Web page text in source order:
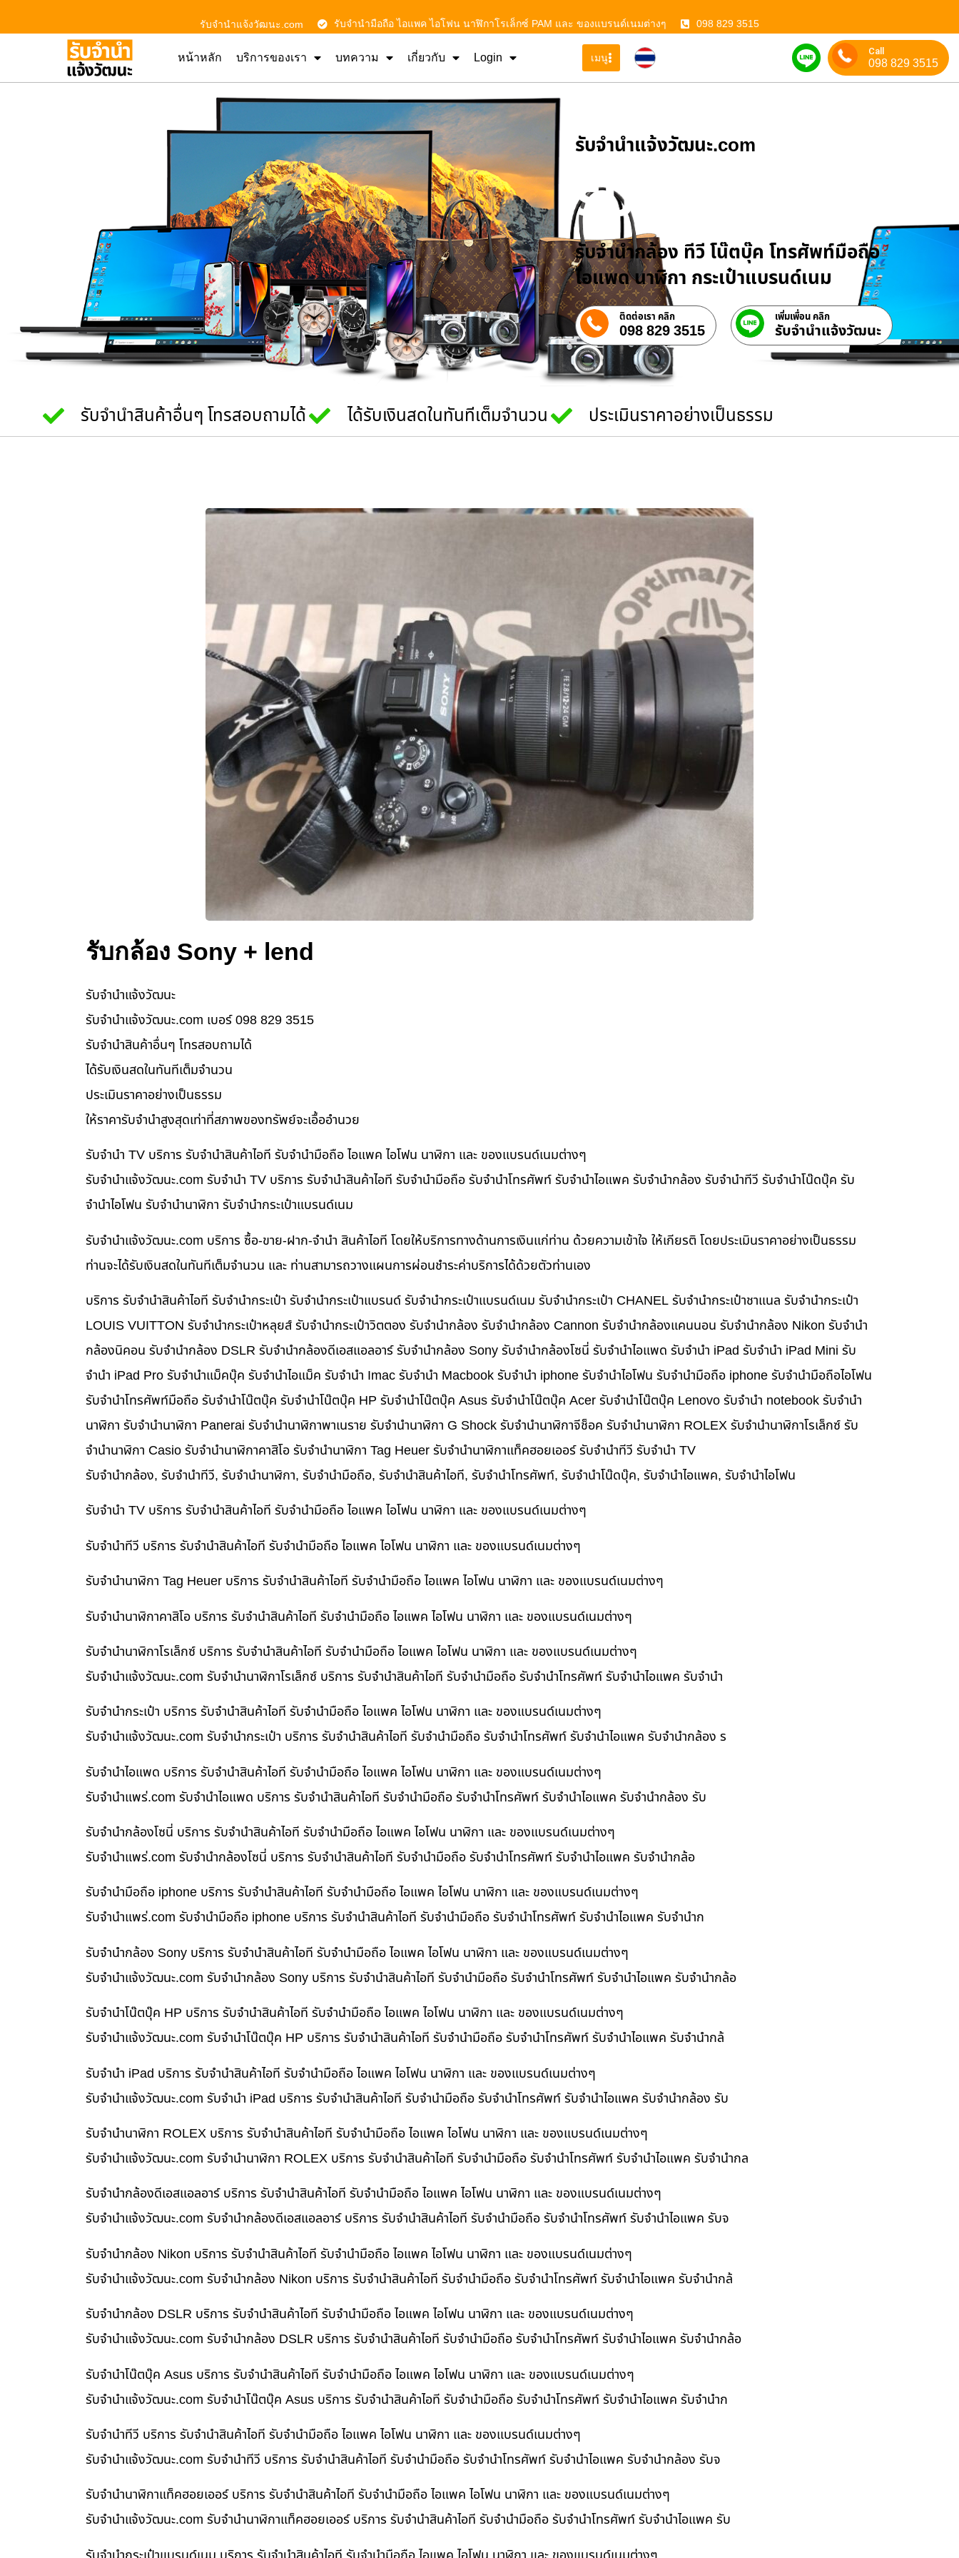
รับจํานําแจ้งวัฒนะ.com รับจำนำมือถือ ไอแพค ไอโฟน นาฬิกาโรเล็กซ์ PAM และ ของแบรนด์เนมต่างๆ 098 829 3515
หน้าหลัก บริการของเรา บทความ เกี่ยวกับ Login เมนู
Call
098 829 3515
รับจํานําแจ้งวัฒนะ.com
รับจำนำสินค้าไอที
รับจำนำกล้อง ทีวี โน๊ตบุ๊ค โทรศัพท์มือถือ
ไอแพด นาฬิกา กระเป๋าแบรนด์เนม
ติดต่อเรา คลิก
098 829 3515
เพิ่มเพื่อน คลิก
รับจํานําแจ้งวัฒนะ
รับจำนำสินค้าอื่นๆ โทรสอบถามได้ ได้รับเงินสดในทันทีเต็มจำนวน ประเมินราคาอย่างเป็นธรรม
รับกล้อง Sony + lend
รับจํานําแจ้งวัฒนะ
รับจํานําแจ้งวัฒนะ.com เบอร์ 098 829 3515
รับจำนำสินค้าอื่นๆ โทรสอบถามได้
ได้รับเงินสดในทันทีเต็มจำนวน
ประเมินราคาอย่างเป็นธรรม
ให้ราคารับจำนำสูงสุดเท่าที่สภาพของทรัพย์จะเอื้ออำนวย
รับจำนำ TV บริการ รับจำนำสินค้าไอที รับจำนำมือถือ ไอแพค ไอโฟน นาฬิกา และ ของแบรนด์เนมต่างๆ
รับจํานําแจ้งวัฒนะ.com รับจำนำ TV บริการ รับจำนำสินค้าไอที รับจำนำมือถือ รับจำนำโทรศัพท์ รับจำนำไอแพค รับจำนำกล้อง รับจำนำทีวี รับจำนำโน๊ดบุ๊ค รับ
จำนำไอโฟน รับจำนำนาฬิกา รับจำนำกระเป๋าแบรนด์เนม
รับจํานําแจ้งวัฒนะ.com บริการ ซื้อ-ขาย-ฝาก-จำนำ สินค้าไอที โดยให้บริการทางด้านการเงินแก่ท่าน ด้วยความเข้าใจ ให้เกียรติ โดยประเมินราคาอย่างเป็นธรรม
ท่านจะได้รับเงินสดในทันทีเต็มจำนวน และ ท่านสามารถวางแผนการผ่อนชำระค่าบริการได้ด้วยตัวท่านเอง
บริการ รับจำนำสินค้าไอที รับจำนำกระเป๋า รับจำนำกระเป๋าแบรนด์ รับจำนำกระเป๋าแบรนด์เนม รับจำนำกระเป๋า CHANEL รับจำนำกระเป๋าชาแนล รับจำนำกระเป๋า
LOUIS VUITTON รับจำนำกระเป๋าหลุยส์ รับจำนำกระเป๋าวิตตอง รับจำนำกล้อง รับจำนำกล้อง Cannon รับจำนำกล้องแคนนอน รับจำนำกล้อง Nikon รับจำนำ
กล้องนิคอน รับจำนำกล้อง DSLR รับจำนำกล้องดีเอสแอลอาร์ รับจำนำกล้อง Sony รับจำนำกล้องโซนี่ รับจำนำไอแพด รับจำนำ iPad รับจำนำ iPad Mini รับ
จำนำ iPad Pro รับจำนำแม็คบุ๊ค รับจำนำไอแม็ค รับจำนำ Imac รับจำนำ Macbook รับจำนำ iphone รับจำนำไอโฟน รับจำนำมือถือ iphone รับจำนำมือถือไอโฟน
รับจำนำโทรศัพท์มือถือ รับจำนำโน๊ตบุ๊ค รับจำนำโน๊ตบุ๊ค HP รับจำนำโน๊ตบุ๊ค Asus รับจำนำโน๊ตบุ๊ค Acer รับจำนำโน๊ตบุ๊ค Lenovo รับจำนำ notebook รับจำนำ
นาฬิกา รับจำนำนาฬิกา Panerai รับจำนำนาฬิกาพาเนราย รับจำนำนาฬิกา G Shock รับจำนำนาฬิกาจีช็อค รับจำนำนาฬิกา ROLEX รับจำนำนาฬิกาโรเล็กซ์ รับ
จำนำนาฬิกา Casio รับจำนำนาฬิกาคาสิโอ รับจำนำนาฬิกา Tag Heuer รับจำนำนาฬิกาแท็คฮอยเออร์ รับจำนำทีวี รับจำนำ TV
รับจำนำกล้อง, รับจำนำทีวี, รับจำนำนาฬิกา, รับจำนำมือถือ, รับจำนำสินค้าไอที, รับจำนำโทรศัพท์, รับจำนำโน๊ดบุ๊ค, รับจำนำไอแพค, รับจำนำไอโฟน
รับจำนำ TV บริการ รับจำนำสินค้าไอที รับจำนำมือถือ ไอแพค ไอโฟน นาฬิกา และ ของแบรนด์เนมต่างๆ
รับจำนำทีวี บริการ รับจำนำสินค้าไอที รับจำนำมือถือ ไอแพค ไอโฟน นาฬิกา และ ของแบรนด์เนมต่างๆ
รับจำนำนาฬิกา Tag Heuer บริการ รับจำนำสินค้าไอที รับจำนำมือถือ ไอแพค ไอโฟน นาฬิกา และ ของแบรนด์เนมต่างๆ
รับจำนำนาฬิกาคาสิโอ บริการ รับจำนำสินค้าไอที รับจำนำมือถือ ไอแพค ไอโฟน นาฬิกา และ ของแบรนด์เนมต่างๆ
รับจำนำนาฬิกาโรเล็กซ์ บริการ รับจำนำสินค้าไอที รับจำนำมือถือ ไอแพค ไอโฟน นาฬิกา และ ของแบรนด์เนมต่างๆ
รับจํานําแจ้งวัฒนะ.com รับจำนำนาฬิกาโรเล็กซ์ บริการ รับจำนำสินค้าไอที รับจำนำมือถือ รับจำนำโทรศัพท์ รับจำนำไอแพค รับจำนำ
รับจำนำกระเป๋า บริการ รับจำนำสินค้าไอที รับจำนำมือถือ ไอแพค ไอโฟน นาฬิกา และ ของแบรนด์เนมต่างๆ
รับจํานําแจ้งวัฒนะ.com รับจำนำกระเป๋า บริการ รับจำนำสินค้าไอที รับจำนำมือถือ รับจำนำโทรศัพท์ รับจำนำไอแพค รับจำนำกล้อง ร
รับจำนำไอแพด บริการ รับจำนำสินค้าไอที รับจำนำมือถือ ไอแพค ไอโฟน นาฬิกา และ ของแบรนด์เนมต่างๆ
รับจํานําแพร่.com รับจำนำไอแพด บริการ รับจำนำสินค้าไอที รับจำนำมือถือ รับจำนำโทรศัพท์ รับจำนำไอแพค รับจำนำกล้อง รับ
รับจำนำกล้องโซนี่ บริการ รับจำนำสินค้าไอที รับจำนำมือถือ ไอแพค ไอโฟน นาฬิกา และ ของแบรนด์เนมต่างๆ
รับจํานําแพร่.com รับจำนำกล้องโซนี่ บริการ รับจำนำสินค้าไอที รับจำนำมือถือ รับจำนำโทรศัพท์ รับจำนำไอแพค รับจำนำกล้อ
รับจำนำมือถือ iphone บริการ รับจำนำสินค้าไอที รับจำนำมือถือ ไอแพค ไอโฟน นาฬิกา และ ของแบรนด์เนมต่างๆ
รับจํานําแพร่.com รับจำนำมือถือ iphone บริการ รับจำนำสินค้าไอที รับจำนำมือถือ รับจำนำโทรศัพท์ รับจำนำไอแพค รับจำนำก
รับจำนำกล้อง Sony บริการ รับจำนำสินค้าไอที รับจำนำมือถือ ไอแพค ไอโฟน นาฬิกา และ ของแบรนด์เนมต่างๆ
รับจํานําแจ้งวัฒนะ.com รับจำนำกล้อง Sony บริการ รับจำนำสินค้าไอที รับจำนำมือถือ รับจำนำโทรศัพท์ รับจำนำไอแพค รับจำนำกล้อ
รับจำนำโน๊ตบุ๊ค HP บริการ รับจำนำสินค้าไอที รับจำนำมือถือ ไอแพค ไอโฟน นาฬิกา และ ของแบรนด์เนมต่างๆ
รับจํานําแจ้งวัฒนะ.com รับจำนำโน๊ตบุ๊ค HP บริการ รับจำนำสินค้าไอที รับจำนำมือถือ รับจำนำโทรศัพท์ รับจำนำไอแพค รับจำนำกล้
รับจำนำ iPad บริการ รับจำนำสินค้าไอที รับจำนำมือถือ ไอแพค ไอโฟน นาฬิกา และ ของแบรนด์เนมต่างๆ
รับจํานําแจ้งวัฒนะ.com รับจำนำ iPad บริการ รับจำนำสินค้าไอที รับจำนำมือถือ รับจำนำโทรศัพท์ รับจำนำไอแพค รับจำนำกล้อง รับ
รับจำนำนาฬิกา ROLEX บริการ รับจำนำสินค้าไอที รับจำนำมือถือ ไอแพค ไอโฟน นาฬิกา และ ของแบรนด์เนมต่างๆ
รับจํานําแจ้งวัฒนะ.com รับจำนำนาฬิกา ROLEX บริการ รับจำนำสินค้าไอที รับจำนำมือถือ รับจำนำโทรศัพท์ รับจำนำไอแพค รับจำนำกล
รับจำนำกล้องดีเอสแอลอาร์ บริการ รับจำนำสินค้าไอที รับจำนำมือถือ ไอแพค ไอโฟน นาฬิกา และ ของแบรนด์เนมต่างๆ
รับจํานําแจ้งวัฒนะ.com รับจำนำกล้องดีเอสแอลอาร์ บริการ รับจำนำสินค้าไอที รับจำนำมือถือ รับจำนำโทรศัพท์ รับจำนำไอแพค รับจ
รับจำนำกล้อง Nikon บริการ รับจำนำสินค้าไอที รับจำนำมือถือ ไอแพค ไอโฟน นาฬิกา และ ของแบรนด์เนมต่างๆ
รับจํานําแจ้งวัฒนะ.com รับจำนำกล้อง Nikon บริการ รับจำนำสินค้าไอที รับจำนำมือถือ รับจำนำโทรศัพท์ รับจำนำไอแพค รับจำนำกล้
รับจำนำกล้อง DSLR บริการ รับจำนำสินค้าไอที รับจำนำมือถือ ไอแพค ไอโฟน นาฬิกา และ ของแบรนด์เนมต่างๆ
รับจํานําแจ้งวัฒนะ.com รับจำนำกล้อง DSLR บริการ รับจำนำสินค้าไอที รับจำนำมือถือ รับจำนำโทรศัพท์ รับจำนำไอแพค รับจำนำกล้อ
รับจำนำโน๊ตบุ๊ค Asus บริการ รับจำนำสินค้าไอที รับจำนำมือถือ ไอแพค ไอโฟน นาฬิกา และ ของแบรนด์เนมต่างๆ
รับจํานําแจ้งวัฒนะ.com รับจำนำโน๊ตบุ๊ค Asus บริการ รับจำนำสินค้าไอที รับจำนำมือถือ รับจำนำโทรศัพท์ รับจำนำไอแพค รับจำนำก
รับจำนำทีวี บริการ รับจำนำสินค้าไอที รับจำนำมือถือ ไอแพค ไอโฟน นาฬิกา และ ของแบรนด์เนมต่างๆ
รับจํานําแจ้งวัฒนะ.com รับจำนำทีวี บริการ รับจำนำสินค้าไอที รับจำนำมือถือ รับจำนำโทรศัพท์ รับจำนำไอแพค รับจำนำกล้อง รับจ
รับจำนำนาฬิกาแท็คฮอยเออร์ บริการ รับจำนำสินค้าไอที รับจำนำมือถือ ไอแพค ไอโฟน นาฬิกา และ ของแบรนด์เนมต่างๆ
รับจํานําแจ้งวัฒนะ.com รับจำนำนาฬิกาแท็คฮอยเออร์ บริการ รับจำนำสินค้าไอที รับจำนำมือถือ รับจำนำโทรศัพท์ รับจำนำไอแพค รับ